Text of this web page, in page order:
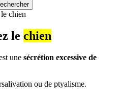
chien
le chien
une sécrétion excessive de
ou de ptyalisme.